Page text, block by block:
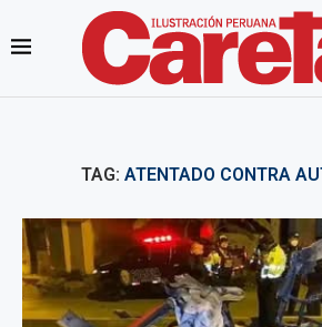
TAG: ATENTADO CONTRA